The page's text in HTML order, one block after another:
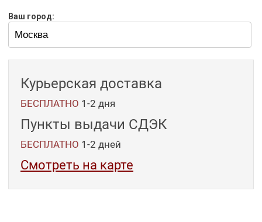
Ваш город:
Курьерская доставка
БЕСПЛАТНО 1-2 дня
Пункты выдачи СДЭК
БЕСПЛАТНО 1-2 дней
Смотреть на карте